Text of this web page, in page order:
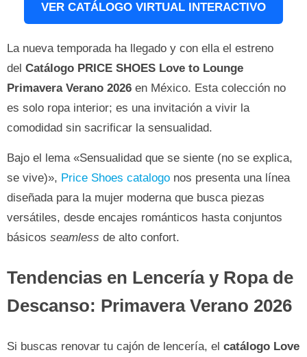
VER CATÁLOGO VIRTUAL INTERACTIVO
La nueva temporada ha llegado y con ella el estreno
del Catálogo PRICE SHOES Love to Lounge
Primavera Verano 2026 en México. Esta colección no
es solo ropa interior; es una invitación a vivir la
comodidad sin sacrificar la sensualidad.
Bajo el lema «Sensualidad que se siente (no se explica,
se vive)», Price Shoes catalogo nos presenta una línea
diseñada para la mujer moderna que busca piezas
versátiles, desde encajes románticos hasta conjuntos
básicos seamless de alto confort.
Tendencias en Lencería y Ropa de
Descanso: Primavera Verano 2026
Si buscas renovar tu cajón de lencería, el catálogo Love